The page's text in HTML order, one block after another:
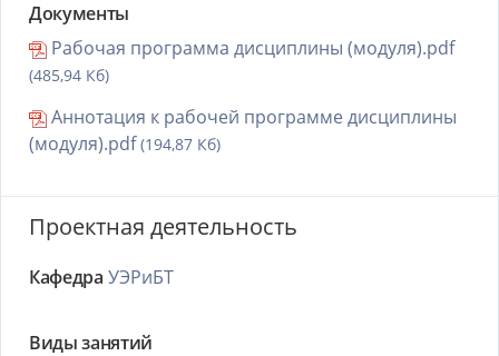
Документы
Рабочая программа дисциплины (модуля).pdf
(485,94 Кб)
Аннотация к рабочей программе дисциплины
(модуля).pdf(194,87 Кб)
Проектная деятельность
Кафедра УЭРиБТ
Виды занятий